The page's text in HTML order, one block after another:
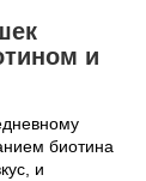
и
биотина
и